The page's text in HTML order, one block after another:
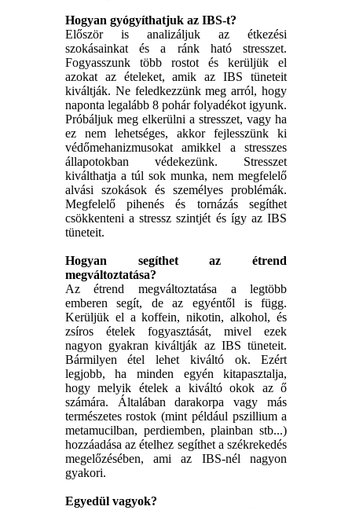
Hogyan gyógyíthatjuk az IBS-t?
Először is analizáljuk az étkezési
szokásainkat és a ránk ható stresszet.
Fogyasszunk több rostot és kerüljük el
azokat az ételeket, amik az IBS tüneteit
kiváltják. Ne feledkezzünk meg arról, hogy
naponta legalább 8 pohár folyadékot igyunk.
Próbáljuk meg elkerülni a stresszet, vagy ha
ez nem lehetséges, akkor fejlesszünk ki
védőmehanizmusokat amikkel a stresszes
állapotokban védekezünk. Stresszet
kiválthatja a túl sok munka, nem megfelelő
alvási szokások és személyes problémák.
Megfelelő pihenés és tornázás segíthet
csökkenteni a stressz szintjét és így az IBS
tüneteit.
Hogyan segíthet az étrend
megváltoztatása?
Az étrend megváltoztatása a legtöbb
emberen segít, de az egyéntől is függ.
Kerüljük el a koffein, nikotin, alkohol, és
zsíros ételek fogyasztását, mivel ezek
nagyon gyakran kiváltják az IBS tüneteit.
Bármilyen étel lehet kiváltó ok. Ezért
legjobb, ha minden egyén kitapasztalja,
hogy melyik ételek a kiváltó okok az ő
számára. Általában darakorpa vagy más
természetes rostok (mint például pszillium a
metamucilban, perdiemben, plainban stb...)
hozzáadása az ételhez segíthet a székrekedés
megelőzésében, ami az IBS-nél nagyon
gyakori.
Egyedül vagyok?